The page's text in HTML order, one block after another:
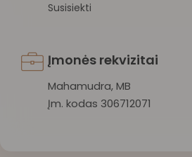
Susisiekti
Įmonės rekvizitai
Mahamudra, MB
Įm. kodas 306712071